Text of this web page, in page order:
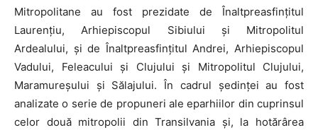
Mitropolitane au fost prezidate de Înaltpreasfinţitul
Laurenţiu, Arhiepiscopul Sibiului şi Mitropolitul
Ardealului, şi de Înaltpreasfinţitul Andrei, Arhiepiscopul
Vadului, Feleacului şi Clujului şi Mitropolitul Clujului,
Maramureşului şi Sălajului. În cadrul şedinţei au fost
analizate o serie de propuneri ale eparhiilor din cuprinsul
celor două mitropolii din Transilvania şi, la hotărârea